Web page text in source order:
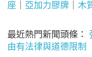
座
亞加力膠牌 木
最近熱門新聞頭條：
由有法律與道德限制